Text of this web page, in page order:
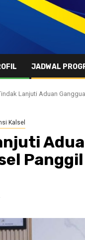
JADWAL
Lanjuti Aduan
Kalsel
Panggil